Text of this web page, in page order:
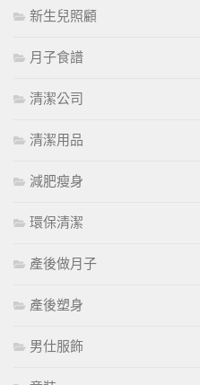
新生兒照顧
月子食譜
清潔公司
清潔用品
減肥瘦身
環保清潔
產後做月子
產後塑身
男仕服飾